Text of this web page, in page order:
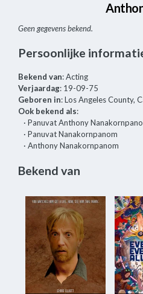
Geen gegevens bekend.
Persoonlijke
Bekend van: Acting
Verjaardag: 19-09-75
Geboren in: Los Angeles County,
Ook bekend als:
· Panuvat Anthony
· Panuvat Nanakornpanom
· Anthony Nanakornpanom
Bekend van